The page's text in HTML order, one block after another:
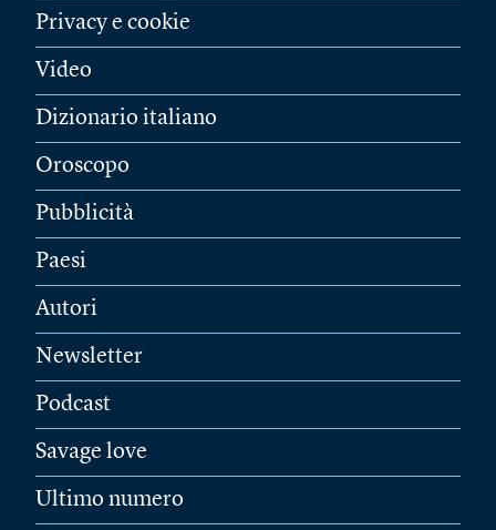
Privacy e cookie
Video
Dizionario italiano
Oroscopo
Pubblicità
Paesi
Autori
Newsletter
Podcast
Savage love
Ultimo numero